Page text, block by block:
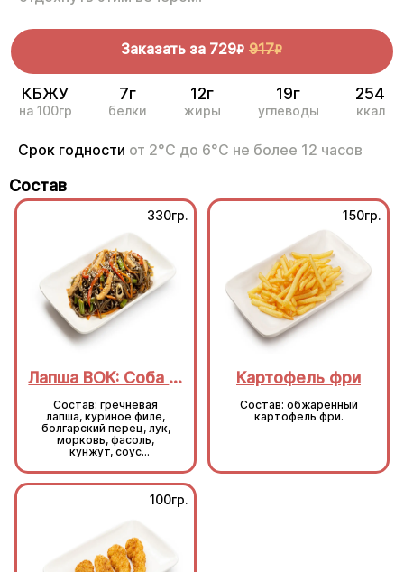
Заказать за 729R 917R
КБЖУ
на 100гр
7г
белки
12г
жиры
19г
углеводы
254
ккал
Срок годности от 2°С до 6°С не более 12 часов
Состав
330гр.
Лапша ВОК: Соба с курицей
Состав: гречневая
лапша, куриное филе,
болгарский перец, лук,
морковь, фасоль,
кунжут, соус
чеснок, масло
сливочное.
150гр.
Картофель фри
Состав: обжаренный
картофель фри.
100гр.